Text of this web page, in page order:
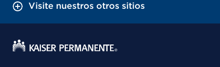
Visite nuestros otros sitios